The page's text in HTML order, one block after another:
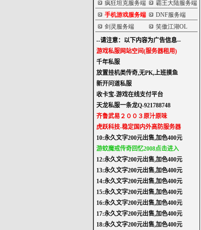
疯狂坦克服务端
霸王大陆服务端
手机游戏服务端
DNF服务端
剑灵服务端
笑傲江湖OL